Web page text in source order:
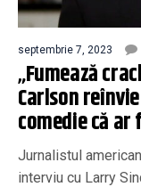
septembrie 7, 2023
„Fumează
Carlson
comedie că ar
Jurnalistul
interviu cu Larry